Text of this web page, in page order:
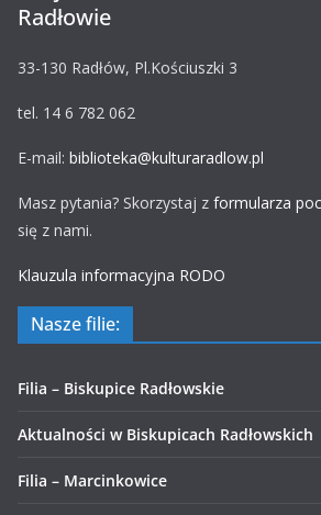
Radłowie
33-130 Radłów, Pl.Kościuszki 3
tel. 14 6 782 062
E-mail: biblioteka@kulturaradlow.pl
Masz pytania? Skorzystaj z formularza
się z nami.
Klauzula informacyjna RODO
Nasze filie:
Filia – Biskupice Radłowskie
Aktualności w Biskupicach Radłowskich
Filia – Marcinkowice